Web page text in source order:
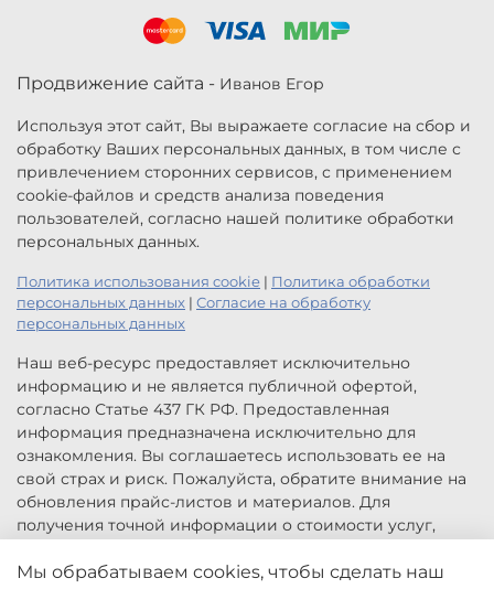
Продвижение сайта - Иванов Егор
Используя этот сайт, Вы выражаете согласие на сбор и
обработку Ваших персональных данных, в том числе с
привлечением сторонних сервисов, с применением
cookie-файлов и средств анализа поведения
пользователей, согласно нашей политике обработки
персональных данных.
Политика использования cookie | Политика обработки
персональных данных | Согласие на обработку
персональных данных
Наш веб-ресурс предоставляет исключительно
информацию и не является публичной офертой,
согласно Статье 437 ГК РФ. Предоставленная
информация предназначена исключительно для
ознакомления. Вы соглашаетесь использовать ее на
свой страх и риск. Пожалуйста, обратите внимание на
обновления прайс-листов и материалов. Для
получения точной информации о стоимости услуг,
заказа услуг заполните форму обратной связи.
Мы обрабатываем cookies, чтобы сделать наш